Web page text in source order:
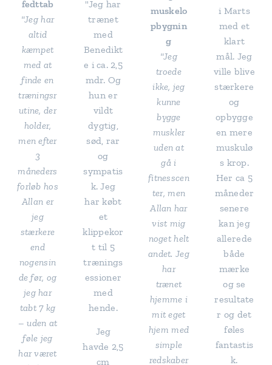
fedttab
"Jeg har
altid
kæmpet
med at
finde en
træningsr
utine, der
holder,
men efter
3
måneders
forløb hos
Allan er
jeg
stærkere
end
nogensin
de før, og
jeg har
tabt 7 kg
– uden at
føle jeg
har været
"Jeg har
trænet
med
Benedikt
e i ca. 2,5
mdr. Og
hun er
vildt
dygtig,
sød, rar
og
sympatis
k. Jeg
har købt
et
klippekor
t til 5
trænings
essioner
med
hende.
Jeg
havde 2,5
cm
muskelo
pbygnin
g
"Jeg
troede
ikke, jeg
kunne
bygge
muskler
uden at
gå i
fitnesscen
ter, men
Allan har
vist mig
noget helt
andet. Jeg
har
trænet
hjemme i
mit eget
hjem med
simple
redskaber
i Marts
med et
klart
mål. Jeg
ville blive
stærkere
og
opbygge
en mere
muskulø
s krop.
Her ca 5
måneder
senere
kan jeg
allerede
både
mærke
og se
resultate
r og det
føles
fantastis
k.